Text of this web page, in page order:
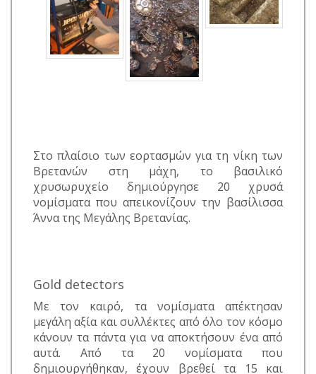
Στο πλαίσιο των εορτασμών για τη νίκη των
Βρετανών στη μάχη, το βασιλικό
χρυσωρυχείο δημιούργησε 20 χρυσά
νομίσματα που απεικονίζουν την βασίλισσα
Άννα της Μεγάλης Βρετανίας.
Gold detectors
Με τον καιρό, τα νομίσματα απέκτησαν
μεγάλη αξία και συλλέκτες από όλο τον κόσμο
κάνουν τα πάντα για να αποκτήσουν ένα από
αυτά. Από τα 20 νομίσματα που
δημιουργήθηκαν, έχουν βρεθεί τα 15 και